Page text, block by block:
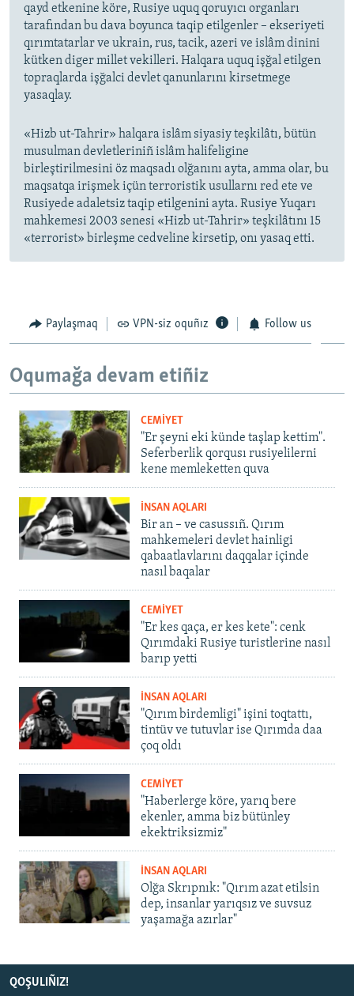
qayd etkenine köre, Rusiye uquq qoruyıcı organları
tarafından bu dava boyunca taqip etilgenler – ekseriyeti
qırımtatarlar ve ukrain, rus, tacik, azeri ve islâm dinini
kütken diger millet vekilleri. Halqara uquq işğal etilgen
topraqlarda işğalci devlet qanunlarını kirsetmege
yasaqlay.
«Hizb ut-Tahrir» halqara islâm siyasiy teşkilâtı, bütün
musulman devletleriniñ islâm halifeligine
birleştirilmesini öz maqsadı olğanını ayta, amma olar, bu
maqsatqa irişmek içün terroristik usullarnı red ete ve
Rusiyede adaletsiz taqip etilgenini ayta. Rusiye Yuqarı
mahkemesi 2003 senesi «Hizb ut-Tahrir» teşkilâtını 15
«terrorist» birleşme cedveline kirsetip, onı yasaq etti.
Paylaşmaq VPN-siz oquñız Follow us
Oqumağa devam etiñiz
CEMİYET
"Er şeyni eki künde taşlap kettim".
Seferberlik qorqusı rusiyelilerni
kene memleketten quva
İNSAN AQLARI
Bir an – ve casussıñ. Qırım
mahkemeleri devlet hainligi
qabaatlavlarını daqqalar içinde
nasıl baqalar
CEMİYET
"Er kes qaça, er kes kete": cenk
Qırımdaki Rusiye turistlerine nasıl
barıp yetti
İNSAN AQLARI
"Qırım birdemligi" işini toqtattı,
tintüv ve tutuvlar ise Qırımda daa
çoq oldı
CEMİYET
"Haberlerge köre, yarıq bere
ekenler, amma biz bütünley
ekektriksizmiz"
İNSAN AQLARI
Olğa Skrıpnık: "Qırım azat etilsin
dep, insanlar yarıqsız ve suvsuz
yaşamağa azırlar"
QOŞULIÑIZ!